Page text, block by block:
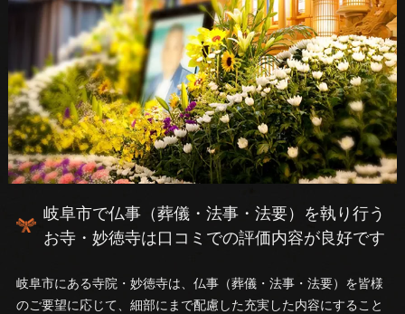
岐阜市で仏事（葬儀・法事・法要）を執り行う
お寺・妙徳寺は口コミでの評価内容が良好です
岐阜市にある寺院・妙徳寺は、仏事（葬儀・法事・法要）を皆様
のご要望に応じて、細部にまで配慮した充実した内容にすること